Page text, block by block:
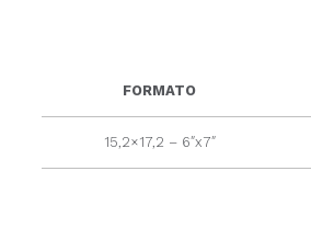
FORMATO
15,2×17,2 – 6″x7″